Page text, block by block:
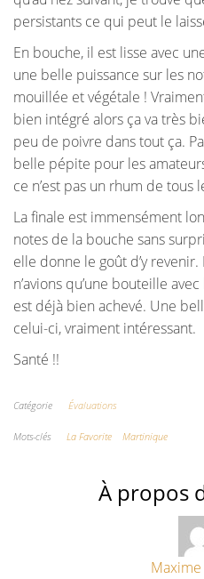
persistants ce qui peut le
En bouche, il est lisse avec
une belle puissance sur les
mouillée et végétale !
bien intégré alors ça va très
peu de poivre dans tout ça.
belle pépite pour les
ce n’est pas un rhum de tous
La finale est immensément
notes de la bouche sans
elle donne le goût d’y
n’avions qu’une bouteille
est déjà bien achevé. Une
celui-ci, vraiment intéressant.
Santé !!
Catégorie Évaluations
Mots-clés La Favorite Martinique
À propos